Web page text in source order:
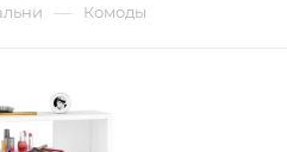
— Комоды